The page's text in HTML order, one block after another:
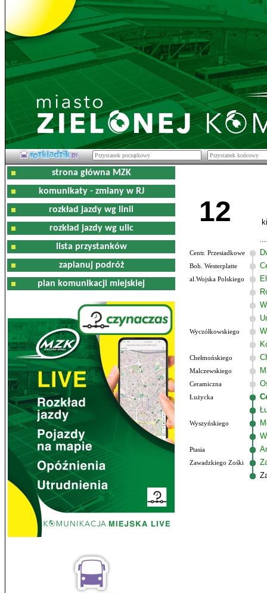
strona główna MZK
komunikaty - zmiany w RJ
rozkład jazdy wg linii
rozkład jazdy wg ulic
lista przystanków
zaplanuj podróż
plan komunikacji miejskiej
12
Centr. Przesiadkowe
Boh. Westerplatte
al.Wojska Polskiego
Wyczółkowskiego
Chełmońskiego
Malczewskiego
Ceramiczna
Łużycka
Wyszyńskiego
Ptasia
Zawadzkiego Zośki